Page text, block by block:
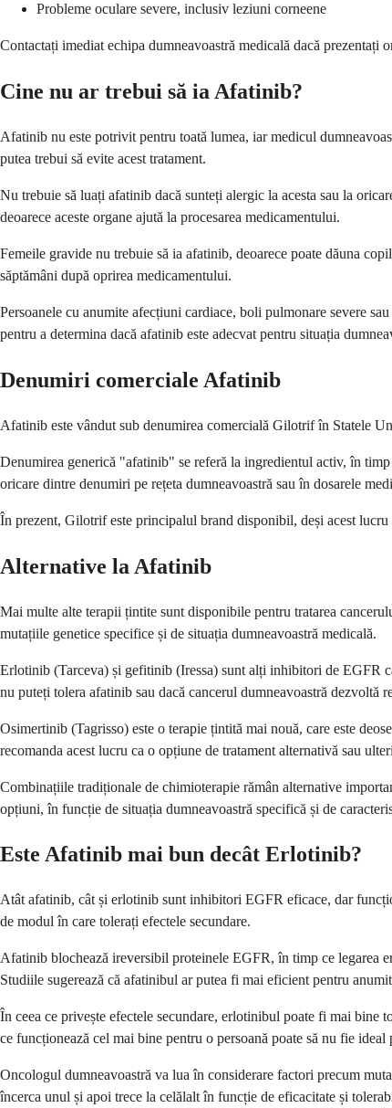
Probleme oculare severe, inclusiv leziuni corneene
Contactați imediat echipa dumneavoastră medicală dacă prezentați
Cine nu ar trebui să ia Afatinib?
Afatinib nu este potrivit pentru toată lumea, iar medicul
putea trebui să evite acest tratament.
Nu trebuie să luați afatinib dacă sunteți alergic la acesta sau la
deoarece aceste organe ajută la procesarea medicamentului.
Femeile gravide nu trebuie să ia afatinib, deoarece poate dăuna
săptămâni după oprirea medicamentului.
Persoanele cu anumite afecțiuni cardiace, boli pulmonare severe
pentru a determina dacă afatinib este adecvat pentru situația
Denumiri comerciale Afatinib
Afatinib este vândut sub denumirea comercială Gilotrif în Statele
Denumirea generică "afatinib" se referă la ingredientul activ, în
oricare dintre denumiri pe rețeta dumneavoastră sau în dosarele
În prezent, Gilotrif este principalul brand disponibil, deși acest
Alternative la Afatinib
Mai multe alte terapii țintite sunt disponibile pentru tratarea
mutațiile genetice specifice și de situația dumneavoastră medicală.
Erlotinib (Tarceva) și gefitinib (Iressa) sunt alți inhibitori de EGFR
nu puteți tolera afatinib sau dacă cancerul dumneavoastră dezvoltă
Osimertinib (Tagrisso) este o terapie țintită mai nouă, care este
recomanda acest lucru ca o opțiune de tratament alternativă sau
Combinațiile tradiționale de chimioterapie rămân alternative
opțiuni, în funcție de situația dumneavoastră specifică și de
Este Afatinib mai bun decât Erlotinib?
Atât afatinib, cât și erlotinib sunt inhibitori EGFR eficace, dar
de modul în care tolerați efectele secundare.
Afatinib blochează ireversibil proteinele EGFR, în timp ce legarea
Studiile sugerează că afatinibul ar putea fi mai eficient pentru
În ceea ce privește efectele secundare, erlotinibul poate fi mai bine
ce funcționează cel mai bine pentru o persoană poate să nu fie ideal
Oncologul dumneavoastră va lua în considerare factori precum
încerca unul și apoi trece la celălalt în funcție de eficacitate și